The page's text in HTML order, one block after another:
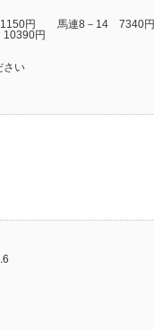
円 馬連8－14 7340円
円
さい